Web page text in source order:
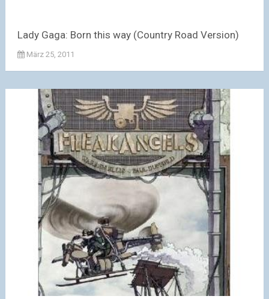
Lady Gaga: Born this way (Country Road Version)
März 25, 2011